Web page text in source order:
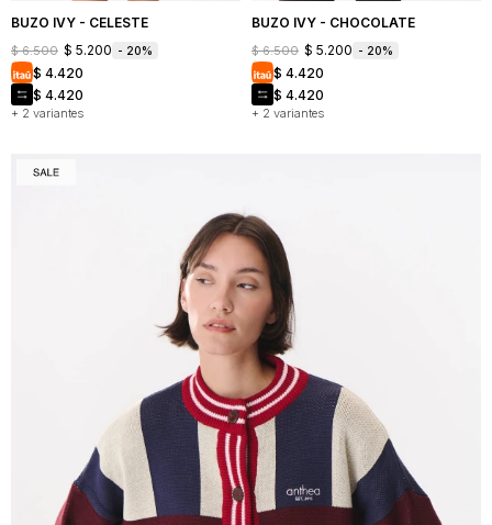
BUZO IVY - CELESTE
+ 2 variantes
$ 6.500 $ 5.200 20
$ 4.420
$ 4.420
BUZO IVY - CHOCOLATE
+ 2 variantes
$ 6.500 $ 5.200 20
$ 4.420
$ 4.420